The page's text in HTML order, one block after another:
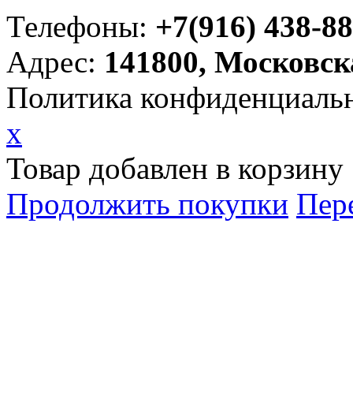
Телефоны: +7(916) 438-
Адрес: 141800,
Политика
x
Товар добавлен в корзину
Продолжить покупки